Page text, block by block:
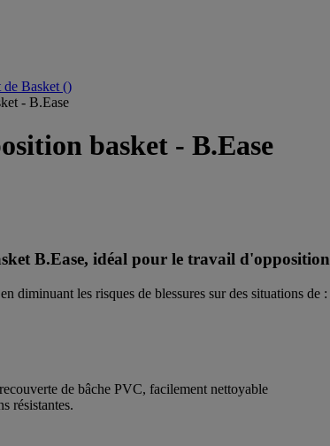
de Basket ()
- B.Ease
basket - B.Ease
B.Ease, idéal pour le travail d'opposition
diminuant les risques de blessures sur des situations de :
de bâche PVC, facilement nettoyable
résistantes.